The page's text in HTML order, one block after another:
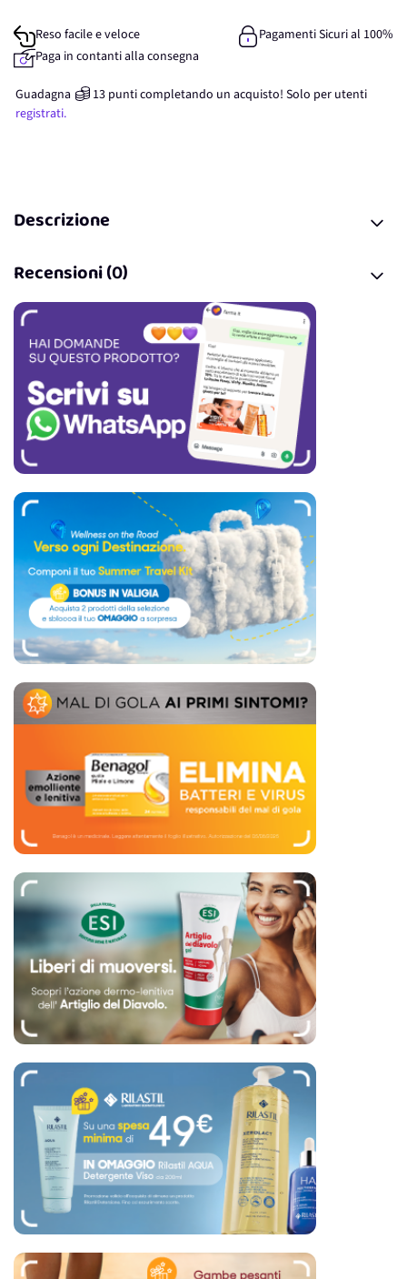
Reso facile e veloce
Pagamenti Sicuri al 100%
Paga in contanti alla consegna
Guadagna 13 punticompletando un acquisto! Solo per utenti
registrati.
Descrizione
Recensioni (0)